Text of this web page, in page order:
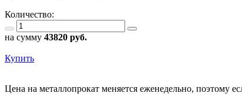
Количество:
на сумму 43820 руб.
Купить
Цена на металлопрокат меняется еженедельно, поэтому